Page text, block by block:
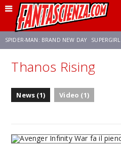
SPIDER-MAN: BRAND NEW DAY SUPERGIRL
FRANCO RICCIARDIELLO ZENDAYA
Thanos Rising
News (1) Video (1)